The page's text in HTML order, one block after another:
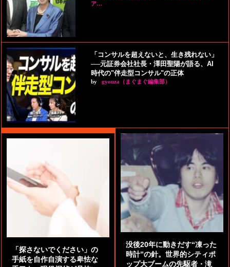
ア…
「コンサルを超えないと、生き残れない」
──元証券会社社長・澤田聖陽が語る、AI
時代の"伴走型コンサル"の正体
by gyouza（まぐまぐ編集部）
「探さないでください」の
手紙を自作自演する卑怯な
没後20年に動きだす“凍った
時計”の針。世界的シティポ
ップ大ブームの先駆者・滝